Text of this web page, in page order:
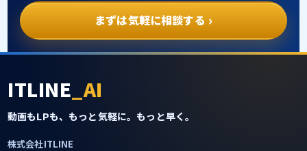
まずは気軽に相談する ›
ITLINE _AI
動画もLPも、もっと気軽に。もっと早く。
株式会社ITLINE